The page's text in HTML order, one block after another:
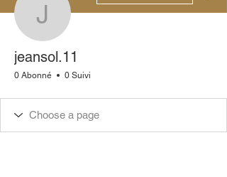
jeansol.11
jeansol.11
0 Abonné 0 Suivi